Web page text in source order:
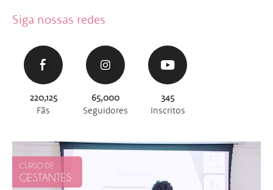
Siga nossas redes
220,125
Fãs
65,000
Seguidores
345
Inscritos